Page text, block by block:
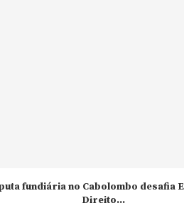
fundiária no Cabolombo desafia
Direito...